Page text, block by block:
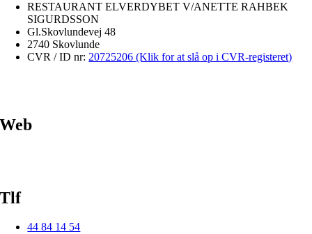
RESTAURANT ELVERDYBET V/ANETTE RAHBEK
SIGURDSSON
Gl.Skovlundevej 48
2740 Skovlunde
CVR / ID nr: 20725206 (Klik for at slå op i CVR-registeret)
Web
Tlf
44 84 14 54